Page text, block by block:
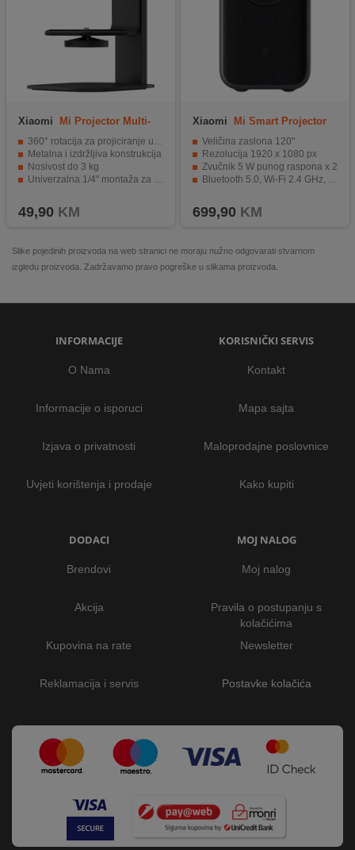
Xiaomi
Mi Projector Multi-
360° rotacija za projiciranje u bilo kojem smjeru
Metalna i izdržljiva konstrukcija
Nosivost do 3 kg
Univerzalna 1/4" montaža za razne projektore
49,90 KM
Xiaomi
Mi Smart Projector
L1 Pro
Veličina zaslona 120"
Rezolucija 1920 x 1080 px
Zvučnik 5 W punog raspona x 2
Bluetooth 5.0, Wi-Fi 2.4 GHz, Wi-Fi 5 GHz
699,90 KM
Slike pojedinih proizvoda na web stranici ne moraju nužno odgovarati stvarnom
izgledu proizvoda. Zadržavamo pravo pogreške u slikama proizvoda.
INFORMACIJE
O Nama
Informacije o isporuci
Izjava o privatnosti
Uvjeti korištenja i prodaje
KORISNIČKI SERVIS
Kontakt
Mapa sajta
Maloprodajne poslovnice
Kako kupiti
DODACI
Brendovi
Akcija
Kupovina na rate
Reklamacija i servis
MOJ NALOG
Moj nalog
Pravila o postupanju s
kolačićima
Newsletter
Postavke kolačića